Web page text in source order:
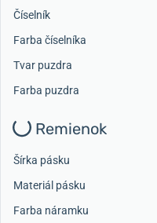
Číselník
Farba číselníka
Tvar puzdra
Farba puzdra
Remienok
Šírka pásku
Materiál pásku
Farba náramku